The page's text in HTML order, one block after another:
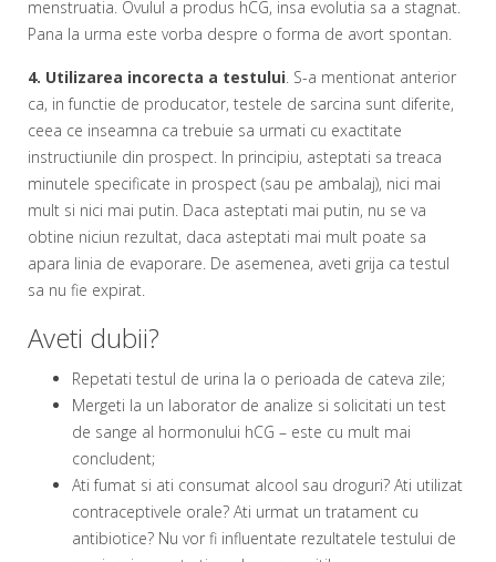
menstruatia. Ovulul a produs hCG, insa evolutia sa a stagnat.
Pana la urma este vorba despre o forma de avort spontan.
4. Utilizarea incorecta a testului. S-a mentionat anterior
ca, in functie de producator, testele de sarcina sunt diferite,
ceea ce inseamna ca trebuie sa urmati cu exactitate
instructiunile din prospect. In principiu, asteptati sa treaca
minutele specificate in prospect (sau pe ambalaj), nici mai
mult si nici mai putin. Daca asteptati mai putin, nu se va
obtine niciun rezultat, daca asteptati mai mult poate sa
apara linia de evaporare. De asemenea, aveti grija ca testul
sa nu fie expirat.
Aveti dubii?
Repetati testul de urina la o perioada de cateva zile;
Mergeti la un laborator de analize si solicitati un test
de sange al hormonului hCG – este cu mult mai
concludent;
Ati fumat si ati consumat alcool sau droguri? Ati utilizat
contraceptivele orale? Ati urmat un tratament cu
antibiotice? Nu vor fi influentate rezultatele testului de